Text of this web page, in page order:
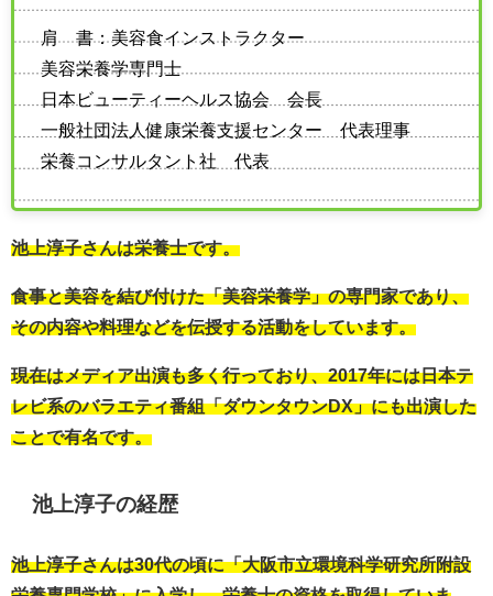
肩 書：美容食インストラクター
美容栄養学専門士
日本ビューティーヘルス協会 会長
一般社団法人健康栄養支援センター 代表理事
栄養コンサルタント社 代表
池上淳子さんは栄養士です。
食事と美容を結び付けた「美容栄養学」の専門家であり、
その内容や料理などを伝授する活動をしています。
現在はメディア出演も多く行っており、2017年には日本テ
レビ系のバラエティ番組「ダウンタウンDX」にも出演した
ことで有名です。
池上淳子の経歴
池上淳子さんは30代の頃に「大阪市立環境科学研究所附設